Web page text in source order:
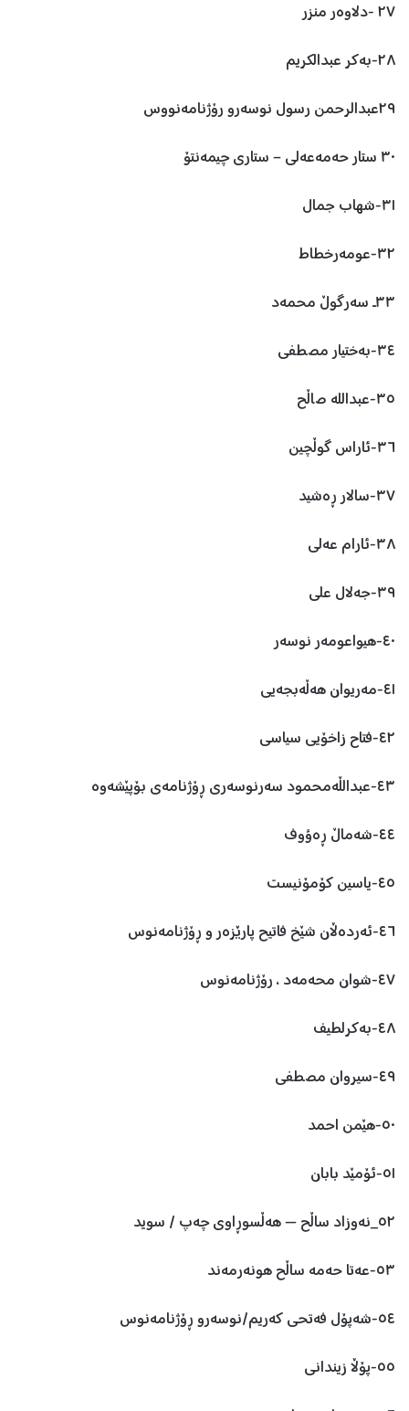
٢٧ -دلاوەر منزر
٢٨-بەکر عبدالکریم
٢٩عبدالرحمن رسول نوسەرو رۆژنامەنووس
٣٠ ستار حەمەعەلی – ستاری چیمەنتۆ
٣١-شهاب جمال
٣٢-عومەرخطاط
٣٣ـ سەرگوڵ محمەد
٣٤-بەختیار مصطفی
٣٥-عبداللە صاڵح
٣٦-ئاراس گوڵچین
٣٧-سالار ڕەشید
٣٨-ئارام عەلی
٣٩-جەلال علی
٤٠-هیواعومەر نوسەر
٤١-مەریوان هەڵەبجەیی
٤٢-فتاح زاخۆیی سیاسی
٤٣-عبدالڵەمحمود سەرنوسەری ڕۆژنامەی بۆپێشەوە
٤٤-شەماڵ ڕەؤوف
٤٥-یاسین کۆمۆنیست
٤٦-ئەردەڵان شێخ فاتیح پارێزەر و ڕۆژنامەنوس
٤٧-شوان محەمەد ، رۆژنامەنوس
٤٨-بەکرلطیف
٤٩-سیروان مصطفی
٥٠-هێمن احمد
٥١-ئۆمێد بابان
٥٢_نەوزاد ساڵح — ھەڵسوڕاوی چەپ / سوید
٥٣-عەتا حەمە ساڵح هونەرمەند
٥٤-شە‌پۆل فە‌تحی كە‌ریم/نوسە‌رو ڕۆژنامە‌نوس
٥٥-پۆڵا زیندانی